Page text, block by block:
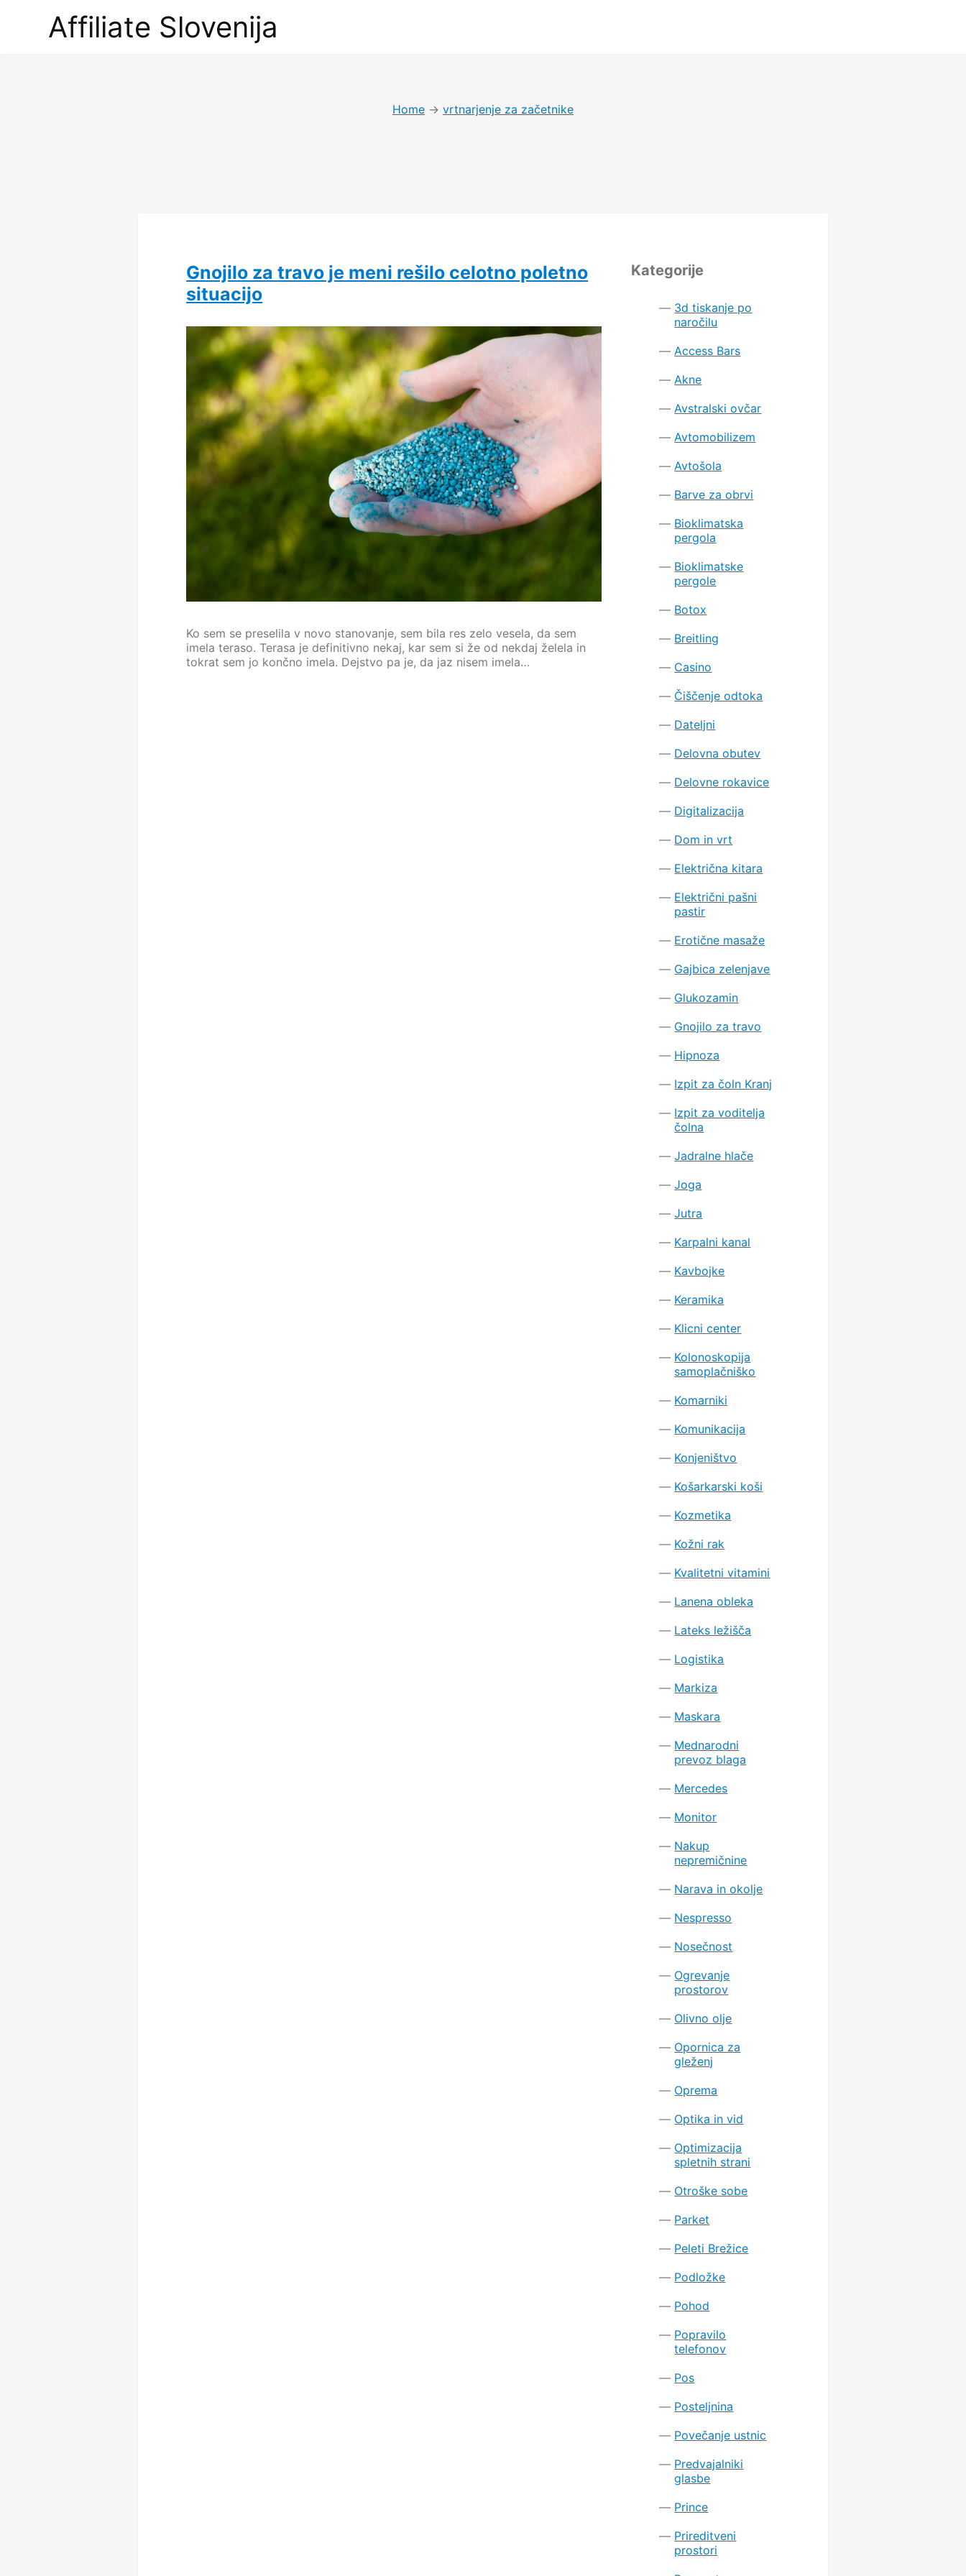
Affiliate
Affiliate Slovenija
Home → vrtnarjenje za začetnike
Gnojilo za travo je meni rešilo celotno poletno
situacijo
Ko sem se preselila v novo stanovanje, sem bila res zelo vesela, da sem
imela teraso. Terasa je definitivno nekaj, kar sem si že od nekdaj želela in
tokrat sem jo končno imela. Dejstvo pa je, da jaz nisem imela…
Kategorije
3d tiskanje po
naročilu
Access Bars
Akne
Avstralski ovčar
Avtomobilizem
Avtošola
Barve za obrvi
Bioklimatska
pergola
Bioklimatske
pergole
Botox
Breitling
Casino
Čiščenje odtoka
Dateljni
Delovna obutev
Delovne rokavice
Digitalizacija
Dom in vrt
Električna kitara
Električni pašni
pastir
Erotične masaže
Gajbica zelenjave
Glukozamin
Gnojilo za travo
Hipnoza
Izpit za čoln Kranj
Izpit za voditelja
čolna
Jadralne hlače
Joga
Jutra
Karpalni kanal
Kavbojke
Keramika
Klicni center
Kolonoskopija
samoplačniško
Komarniki
Komunikacija
Konjeništvo
Košarkarski koši
Kozmetika
Kožni rak
Kvalitetni vitamini
Lanena obleka
Lateks ležišča
Logistika
Markiza
Maskara
Mednarodni
prevoz blaga
Mercedes
Monitor
Nakup
nepremičnine
Narava in okolje
Nespresso
Nosečnost
Ogrevanje
prostorov
Olivno olje
Opornica za
gleženj
Oprema
Optika in vid
Optimizacija
spletnih strani
Otroške sobe
Parket
Peleti Brežice
Podložke
Pohod
Popravilo
telefonov
Pos
Posteljnina
Povečanje ustnic
Predvajalniki
glasbe
Prince
Prireditveni
prostori